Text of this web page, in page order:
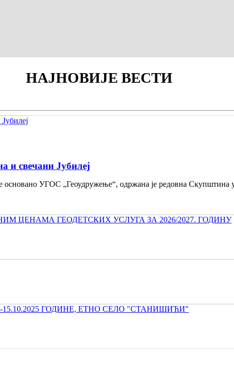
НАЈНОВИЈЕ ВЕСТИ
и свечани Jубилеј
основано УГОС „Геоудружење“, одржана је редовна